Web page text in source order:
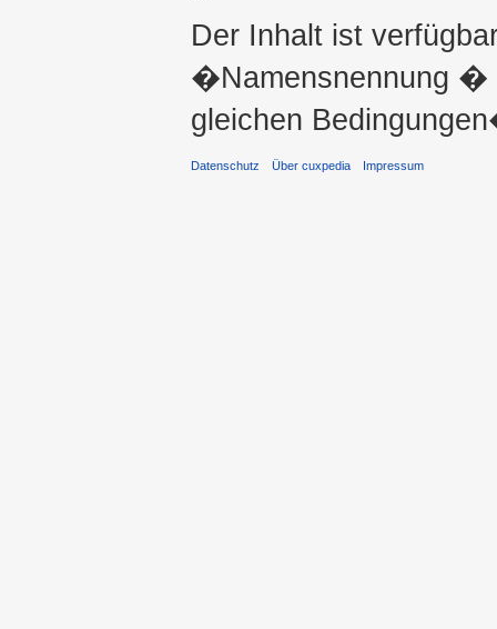
Der Inhalt ist
�Namensnennung �
gleichen
Datenschutz Über cuxpedia Impressum